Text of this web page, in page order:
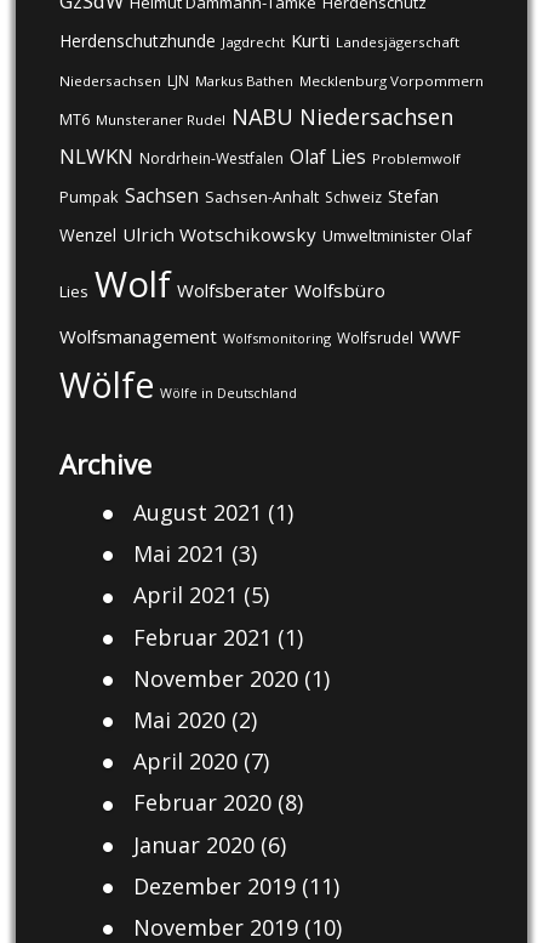
Herdenschutzhunde Jagdrecht Kurti Landesjägerschaft
Niedersachsen LJN Markus Bathen Mecklenburg Vorpommern
MT6 Munsteraner Rudel NABU Niedersachsen
NLWKN Nordrhein-Westfalen Olaf Lies Problemwolf
Pumpak Sachsen Sachsen-Anhalt Schweiz Stefan
Wenzel Ulrich Wotschikowsky Umweltminister Olaf
Lies Wolf Wolfsberater Wolfsbüro
Wolfsmanagement Wolfsmonitoring Wolfsrudel WWF
Wölfe Wölfe in Deutschland
Archive
August 2021 (1)
Mai 2021 (3)
April 2021 (5)
Februar 2021 (1)
November 2020(1)
Mai 2020(2)
April 2020(7)
Februar 2020(8)
Januar 2020(6)
Dezember 2019(11)
November 2019(10)